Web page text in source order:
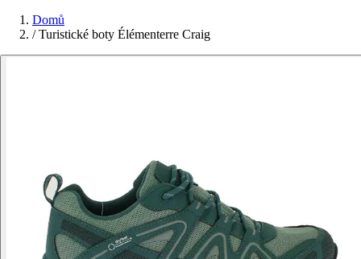
Domů
/ Turistické boty Élémenterre Craig